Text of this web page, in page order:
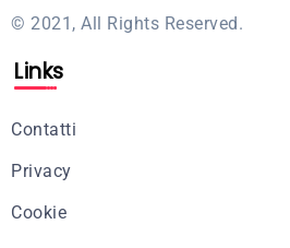
© 2021, All Rights Reserved.
Links
Contatti
Privacy
Cookie